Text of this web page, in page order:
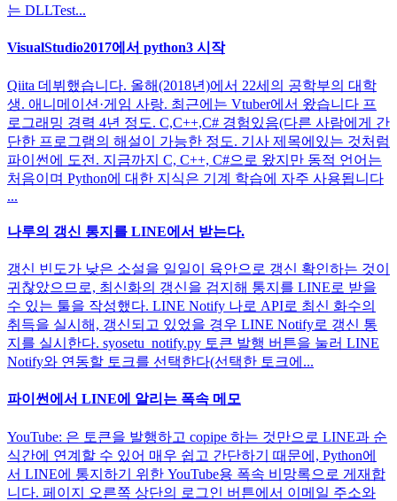
는 DLLTest...
VisualStudio2017에서 python3 시작
Qiita 데뷔했습니다. 올해(2018년)에서 22세의 공학부의 대학
생. 애니메이션·게임 사랑. 최근에는 Vtuber에서 왔습니다 프
로그래밍 경력 4년 정도. C,C++,C# 경험있음(다른 사람에게 간
단한 프로그램의 해설이 가능한 정도. 기사 제목에있는 것처럼
파이썬에 도전. 지금까지 C, C++, C#으로 왔지만 동적 언어는
처음이며 Python에 대한 지식은 기계 학습에 자주 사용됩니다
...
나루의 갱신 통지를 LINE에서 받는다.
갱신 빈도가 낮은 소설을 일일이 육안으로 갱신 확인하는 것이
귀찮았으므로, 최신화의 갱신을 검지해 통지를 LINE로 받을
수 있는 툴을 작성했다. LINE Notify 나로 API로 최신 화수의
취득을 실시해, 갱신되고 있었을 경우 LINE Notify로 갱신 통
지를 실시한다. syosetu_notify.py 토큰 발행 버튼을 눌러 LINE
Notify와 연동할 토크를 선택한다(선택한 토크에...
파이썬에서 LINE에 알리는 폭속 메모
YouTube: 은 토큰을 발행하고 copipe 하는 것만으로 LINE과 순
식간에 연계할 수 있어 매우 쉽고 간단하기 때문에, Python에
서 LINE에 통지하기 위한 YouTube용 폭속 비망록으로 게재합
니다. 페이지 오른쪽 상단의 로그인 버튼에서 이메일 주소와